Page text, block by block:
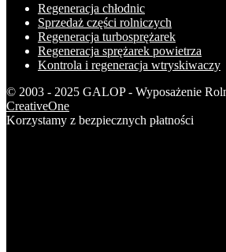
Regeneracja chłodnic
Sprzedaż części rolniczych
Regeneracja turbosprężarek
Regeneracja sprężarek powietrza
Kontrola i regeneracja wtryskiwaczy
© 2003 - 2025 GALOP - Wyposażenie
CreativeOne
Korzystamy z bezpiecznych płatności